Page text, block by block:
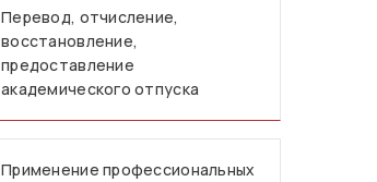
Перевод, отчисление,
восстановление,
предоставление
академического отпуска
Применение профессиональных